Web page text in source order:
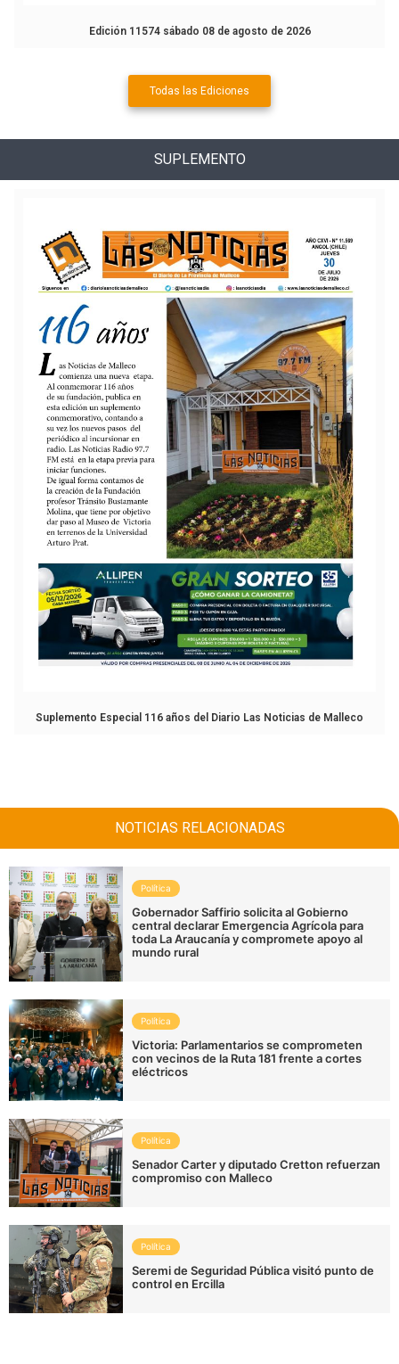
Edición 11574 sábado 08 de agosto de 2026
Todas las Ediciones
SUPLEMENTO
Suplemento Especial 116 años del Diario Las Noticias de Malleco
NOTICIAS RELACIONADAS
Política
Gobernador Saffirio solicita al Gobierno
central declarar Emergencia Agrícola para
toda La Araucanía y compromete apoyo al
mundo rural
Política
Victoria: Parlamentarios se comprometen
con vecinos de la Ruta 181 frente a cortes
eléctricos
Política
Senador Carter y diputado Cretton refuerzan
compromiso con Malleco
Política
Seremi de Seguridad Pública visitó punto de
control en Ercilla